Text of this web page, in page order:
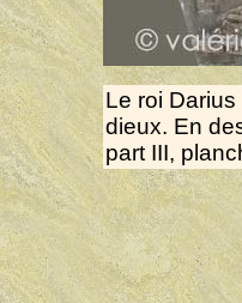
Le roi
dieux. En
part III,